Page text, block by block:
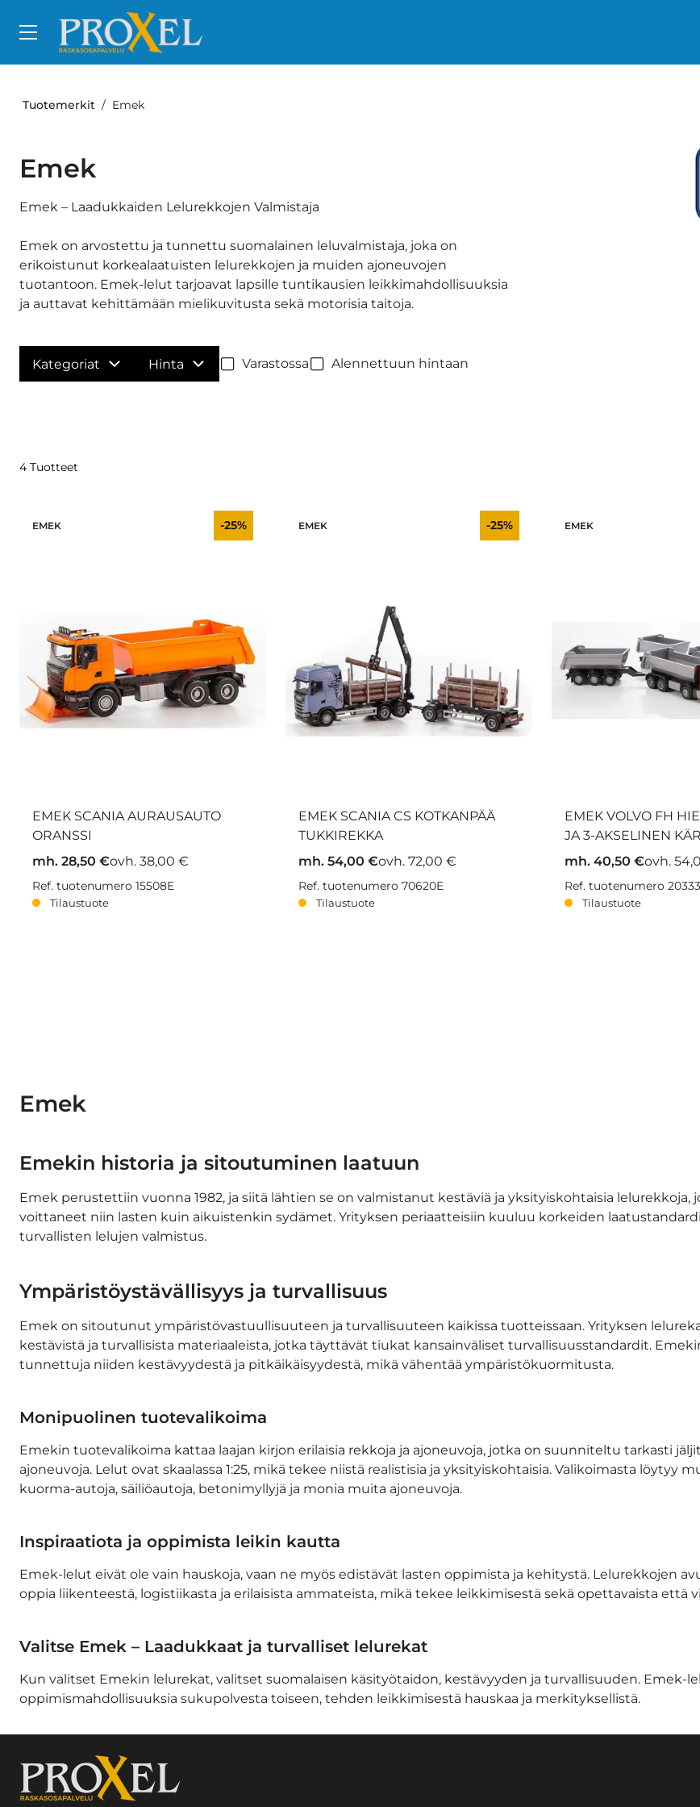
Tuotemerkit Emek
Emek
Emek – Laadukkaiden Lelurekkojen Valmistaja
Emek on arvostettu ja tunnettu suomalainen leluvalmistaja, joka on
erikoistunut korkealaatuisten lelurekkojen ja muiden ajoneuvojen
tuotantoon. Emek-lelut tarjoavat lapsille tuntikausien leikkimahdollisuuksia
ja auttavat kehittämään mielikuvitusta sekä motorisia taitoja.
Kategoriat Hinta Varastossa Alennettuun hintaan
4 Tuotteet
EMEK -25%
EMEK SCANIA AURAUSAUTO
ORANSSI
mh. 28,50 €ovh. 38,00 €
Ref. tuotenumero 15508E
Tilaustuote
EMEK -25%
EMEK SCANIA CS KOTKANPÄÄ
TUKKIREKKA
mh. 54,00 €ovh. 72,00 €
Ref. tuotenumero 70620E
Tilaustuote
EMEK
EMEK VOLVO FH
JA 3-AKSELINEN
mh. 40,50 €ovh.
Ref. tuotenumero
Tilaustuote
Emek
Emekin historia ja sitoutuminen laatuun
Emek perustettiin vuonna 1982, ja siitä lähtien se on valmistanut kestäviä ja yksityiskohtaisia lelurekkoja,
voittaneet niin lasten kuin aikuistenkin sydämet. Yrityksen periaatteisiin kuuluu korkeiden
turvallisten lelujen valmistus.
Ympäristöystävällisyys ja turvallisuus
Emek on sitoutunut ympäristövastuullisuuteen ja turvallisuuteen kaikissa tuotteissaan. Yrityksen
kestävistä ja turvallisista materiaaleista, jotka täyttävät tiukat kansainväliset turvallisuusstandardit.
tunnettuja niiden kestävyydestä ja pitkäikäisyydestä, mikä vähentää ympäristökuormitusta.
Monipuolinen tuotevalikoima
Emekin tuotevalikoima kattaa laajan kirjon erilaisia rekkoja ja ajoneuvoja, jotka on suunniteltu tarkasti
ajoneuvoja. Lelut ovat skaalassa 1:25, mikä tekee niistä realistisia ja yksityiskohtaisia. Valikoimasta löytyy
kuorma-autoja, säiliöautoja, betonimyllyjä ja monia muita ajoneuvoja.
Inspiraatiota ja oppimista leikin kautta
Emek-lelut eivät ole vain hauskoja, vaan ne myös edistävät lasten oppimista ja kehitystä. Lelurekkojen
oppia liikenteestä, logistiikasta ja erilaisista ammateista, mikä tekee leikkimisestä sekä opettavaista että
Valitse Emek – Laadukkaat ja turvalliset lelurekat
Kun valitset Emekin lelurekat, valitset suomalaisen käsityötaidon, kestävyyden ja turvallisuuden. Emek-
oppimismahdollisuuksia sukupolvesta toiseen, tehden leikkimisestä hauskaa ja merkityksellistä.